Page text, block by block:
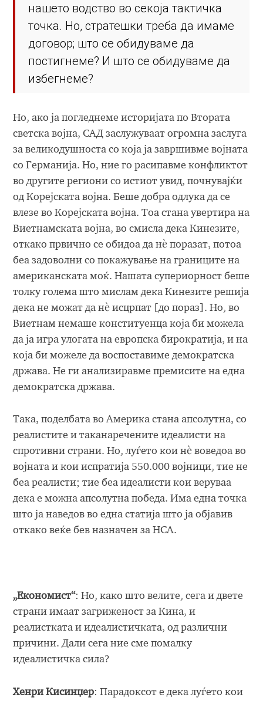
нашето водство во секоја тактичка
точка. Но, стратешки треба да имаме
договор; што се обидуваме да
постигнеме? И што се обидуваме да
избегнеме?
Но, ако ја погледнеме историјата по Втората
светска војна, САД заслужуваат огромна заслуга
за великодушноста со која ја завршивме војната
со Германија. Но, ние го расипавме конфликтот
во другите региони со истиот увид, почнувајќи
од Корејската војна. Беше добра одлука да се
влезе во Корејската војна. Тоа стана увертира на
Виетнамската војна, во смисла дека Кинезите,
откако првично се обидоа да нѐ поразат, потоа
беа задоволни со покажување на границите на
американската моќ. Нашата супериорност беше
толку голема што мислам дека Кинезите решија
дека не можат да нѐ исцрпат [до пораз]. Но, во
Виетнам немаше конституенца која би можела
да ја игра улогата на европска бирократија, и на
која би можеле да воспоставиме демократска
држава. Не ги анализиравме премисите на една
демократска држава.
Така, поделбата во Америка стана апсолутна, со
реалистите и таканаречените идеалисти на
спротивни страни. Но, луѓето кои нѐ воведоа во
војната и кои испратија 550.000 војници, тие не
беа реалисти; тие беа идеалисти кои веруваа
дека е можна апсолутна победа. Има една точка
што ја наведов во една статија што ја објавив
откако веќе бев назначен за НСА.
„Економист“: Но, како што велите, сега и двете
страни имаат загриженост за Кина, и
реалистката и идеалистичката, од различни
причини. Дали сега ние сме помалку
идеалистичка сила?
Хенри Кисинџер: Парадоксот е дека луѓето кои